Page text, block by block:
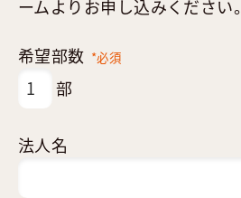
ームよりお申し込みください。
希望部数 *必須
部
法人名